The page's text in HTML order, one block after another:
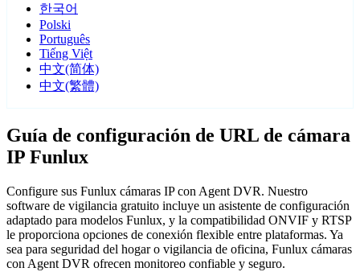
한국어
Polski
Português
Tiếng Việt
中文(简体)
中文(繁體)
Guía de configuración de URL de cámara
IP Funlux
Configure sus Funlux cámaras IP con Agent DVR. Nuestro
software de vigilancia gratuito incluye un asistente de configuración
adaptado para modelos Funlux, y la compatibilidad ONVIF y RTSP
le proporciona opciones de conexión flexible entre plataformas. Ya
sea para seguridad del hogar o vigilancia de oficina, Funlux cámaras
con Agent DVR ofrecen monitoreo confiable y seguro.